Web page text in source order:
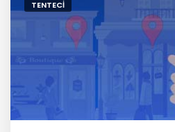
TENTECI